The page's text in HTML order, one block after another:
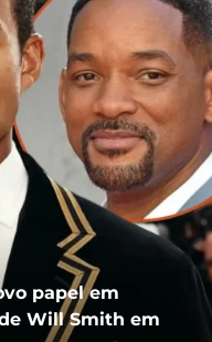
papel em
Will Smith em